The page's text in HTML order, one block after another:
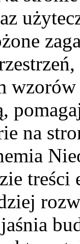
na
treści